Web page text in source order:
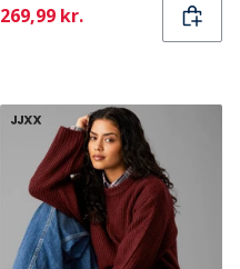
Current
269,99 kr.